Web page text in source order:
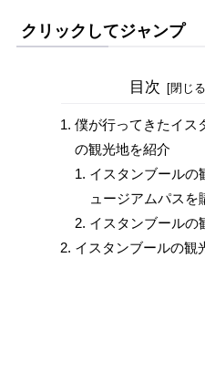
クリックしてジャンプ
目次
僕が行ってきたイス
の観光地を紹介
イスタンブールの
ュージアムパスを
イスタンブールの
イスタンブールの観